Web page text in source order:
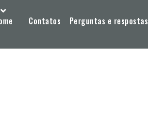
Contatos Perguntas e respostas